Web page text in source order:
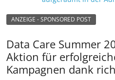
ANZEIGE - SPONSORED POST
Data Care Summer
Aktion für
Kampagnen dank